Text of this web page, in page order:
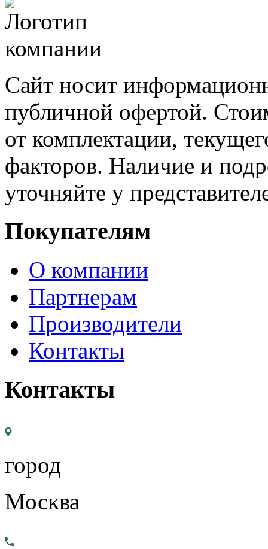
Сайт носит
публичной офертой.
от комплектации,
факторов. Наличие и
уточняйте у
Покупателям
О компании
Партнерам
Производители
Контакты
Контакты
город
Москва